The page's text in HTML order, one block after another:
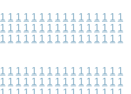
1 1 1 1 1 1 1 1 1 1 1 1 1 1 1 1
1 1 1 1 1 1 1 1 1 1 1 1 1 1 1 1
1 1 1 1 1 1 1 1 1 1 1 1 1 1 1 1
1 1 1 1 1 1 1 1 1 1 1 1 1 1 1 1
1 1 1 1 1 1 1 1 1 1 1 1 1 1 1 1